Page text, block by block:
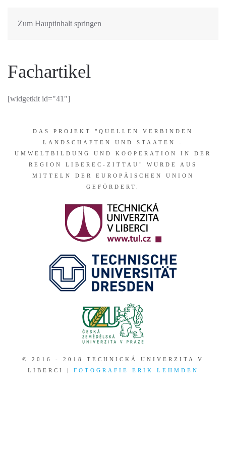
Zum Hauptinhalt springen
Fachartikel
[widgetkit id="41"]
DAS PROJEKT "QUELLEN VERBINDEN
LANDSCHAFTEN UND STAATEN -
UMWELTBILDUNG UND KOOPERATION IN DER
REGION LIBEREC-ZITTAU" WURDE AUS
MITTELN DER EUROPÄISCHEN UNION
GEFÖRDERT.
© 2016 - 2018 TECHNICKÁ UNIVERZITA V
LIBERCI | FOTOGRAFIE ERIK LEHMDEN